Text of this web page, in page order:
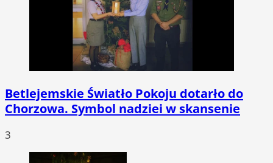
Betlejemskie Światło Pokoju dotarło do
Chorzowa. Symbol nadziei w skansenie
3